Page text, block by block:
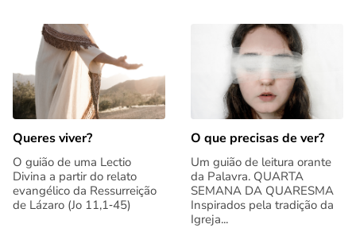
Queres viver?
O guião de uma Lectio
Divina a partir do relato
evangélico da Ressurreição
de Lázaro (Jo 11,1‑45)
O que precisas de ver?
Um guião de leitura orante
da Palavra. QUARTA
SEMANA DA QUARESMA
Inspirados pela tradição da
Igreja...